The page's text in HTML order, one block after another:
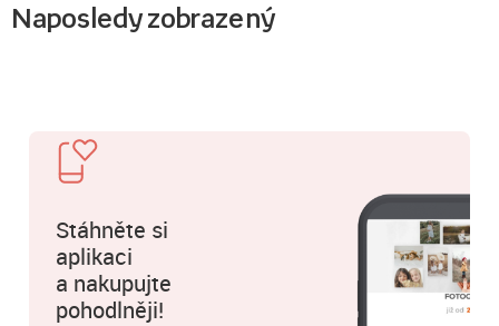
Naposledy zobrazený
Stáhněte si
aplikaci
a nakupujte
pohodlněji!